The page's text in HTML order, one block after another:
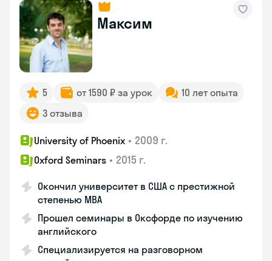
Максим
5 от 1590 ₽ за урок
10 лет опыта
3 отзыва
University of Phoenix • 2009 г.
Oxford Seminars • 2015 г.
Окончил университет в США с престижной
степенью MBA
Прошел семинары в Оксфорде по изучению
английского
Специализируется на разговорном